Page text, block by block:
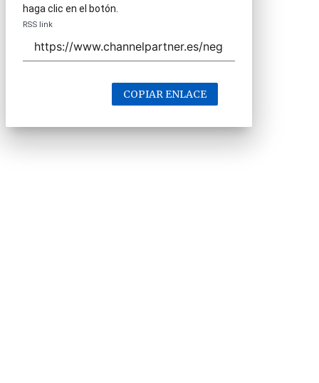
haga clic en el botón.
RSS link
COPIAR ENLACE